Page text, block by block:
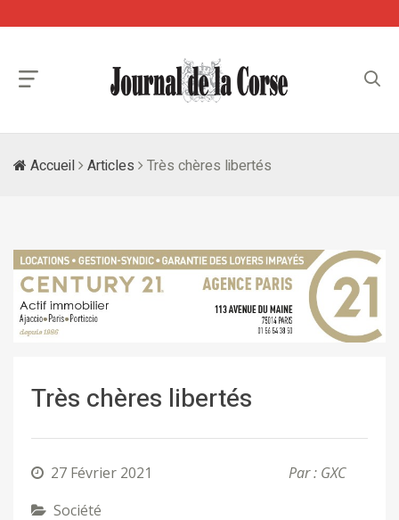
Accueil Articles Très chères libertés
Très chères libertés
27 Février 2021
Par : GXC
Société